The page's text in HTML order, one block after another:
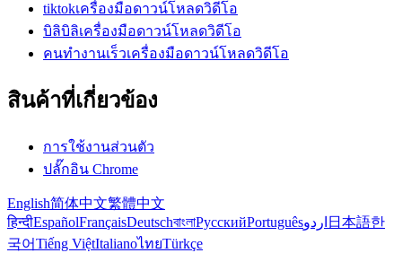
tiktokเครื่องมือดาวน์โหลดวิดีโอ
บิลิบิลิเครื่องมือดาวน์โหลดวิดีโอ
คนทำงานเร็วเครื่องมือดาวน์โหลดวิดีโอ
สินค้าที่เกี่ยวข้อง
การใช้งานส่วนตัว
ปลั๊กอิน Chrome
English简体中文繁體中文
हिन्दीEspañolFrançaisDeutschবাংলাРусскийPortuguêsاردو 日本語한
국어Tiếng ViệtItalianoไทยTürkçe